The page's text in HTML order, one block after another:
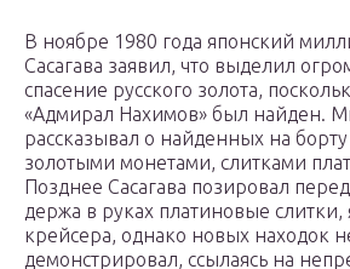
В ноябре 1980 года японский
Сасагава заявил, что выделил
спасение русского золота,
«Адмирал Нахимов» был найден.
рассказывал о найденных на
золотыми монетами, слитками
Позднее Сасагава позировал
держа в руках платиновые
крейсера, однако новых находок
демонстрировал, ссылаясь на